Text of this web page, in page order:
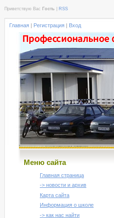
Приветствую Вас Гость RSS
Главная | Регистрация | Вход
Меню сайта
Главная страница
-> новости и архив
Карта сайта
Информация о школе
-> как нас найти